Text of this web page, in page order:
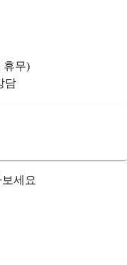
휴무)
담
세요